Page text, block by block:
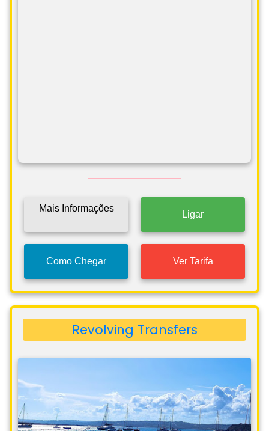
Mais Informações
Ligar
Como Chegar Ver Tarifa
Revolving Transfers